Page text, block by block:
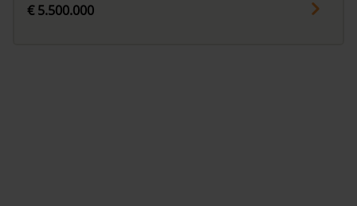
€ 5.500.000